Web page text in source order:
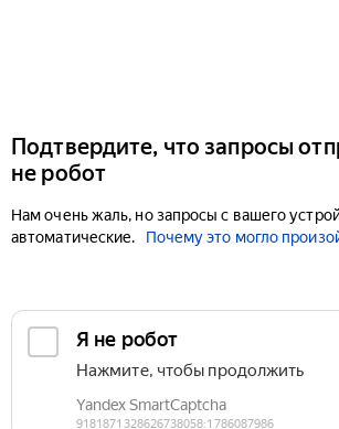
Подтвердите, что запросы
не робот
Нам очень жаль, но запросы с вашего
автоматические.
Почему это могло